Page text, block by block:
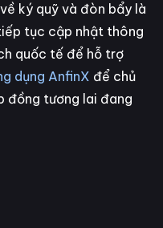
ký quỹ và đòn bẩy là
tục cập nhật thông
quốc tế để hỗ trợ
dụng AnfinX để chủ
đồng tương lai đang